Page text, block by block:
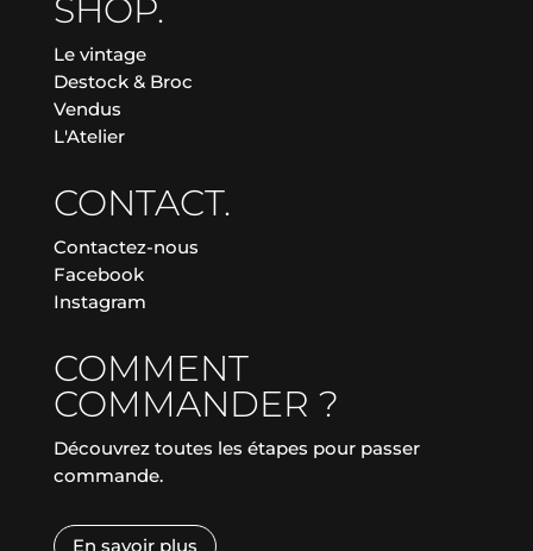
SHOP.
Le vintage
Destock & Broc
Vendus
L'Atelier
CONTACT.
Contactez-nous
Facebook
Instagram
COMMENT
COMMANDER ?
Découvrez toutes les étapes pour passer
commande.
En savoir plus